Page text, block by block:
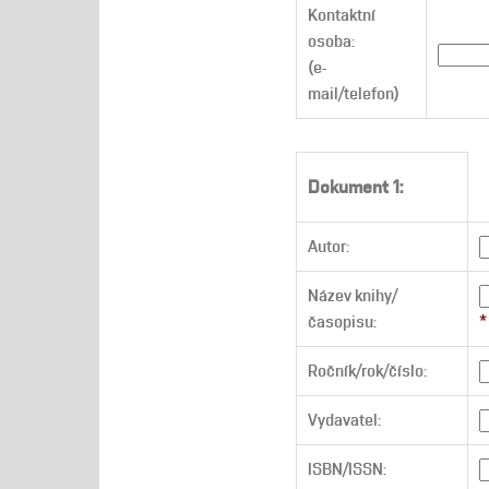
Kontaktní
osoba:
(e-
mail/telefon)
Dokument 1:
Autor:
Název knihy/
časopisu:
*
Ročník/rok/číslo:
Vydavatel:
ISBN/ISSN: